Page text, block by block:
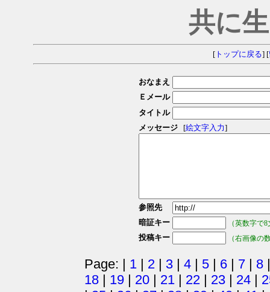
共に
[トップに戻る] [
おなまえ
Ｅメール
タイトル
メッセージ
[絵文字入力]
参照先
暗証キー
（英数字で
投稿キー （右画像の
Page: | 1 | 2 | 3 | 4 | 5 | 6 | 7 | 8
18 | 19 | 20 | 21 | 22 | 23 | 24 |